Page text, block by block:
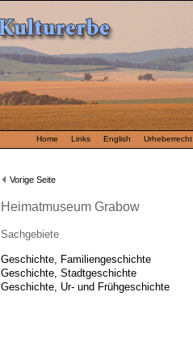
Home Links English Urheberrecht
Vorige Seite
Heimatmuseum Grabow
Sachgebiete
Geschichte, Familiengeschichte
Geschichte, Stadtgeschichte
Geschichte, Ur- und Frühgeschichte